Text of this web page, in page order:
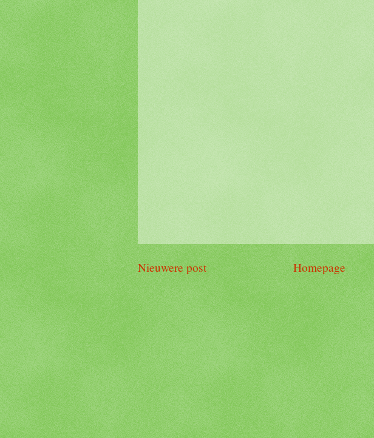
Nieuwere post Homepage